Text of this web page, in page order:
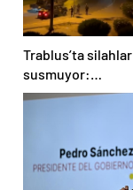
Trablus’ta silahlar
susmuyor:
Çatışmalar